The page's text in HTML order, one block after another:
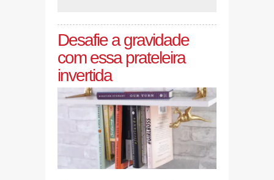
Desafie a gravidade
com essa prateleira
invertida